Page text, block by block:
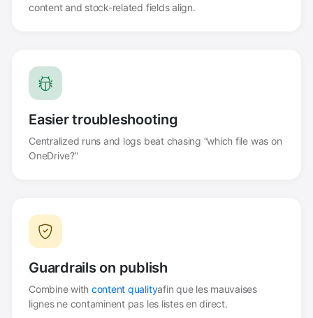
content and stock-related fields align.
Easier troubleshooting
Centralized runs and logs beat chasing “which file was on
OneDrive?”
Guardrails on publish
Combine with content qualityafin que les mauvaises
lignes ne contaminent pas les listes en direct.